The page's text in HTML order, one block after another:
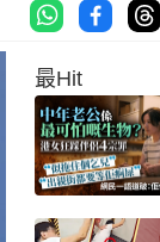
最Hit